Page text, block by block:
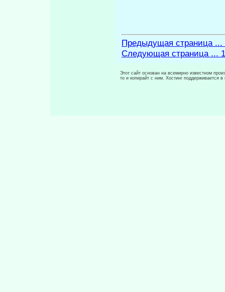
Предыдущая страница ...
Следующая страница ...
Этот сайт основан на всемирно известном
то и копирайт с ним. Хостинг поддерживается